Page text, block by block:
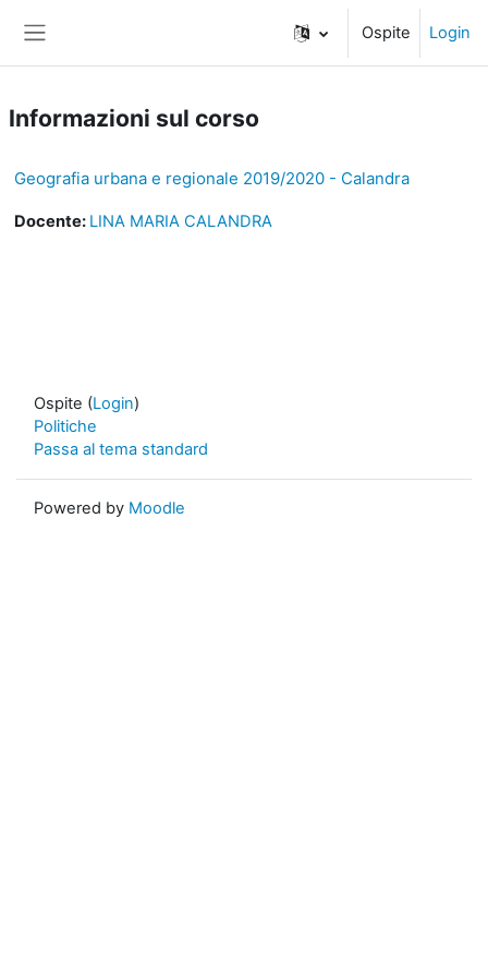
Ospite Login
Informazioni sul corso
Geografia urbana e regionale 2019/2020 - Calandra
Docente: LINA MARIA CALANDRA
Ospite (Login)
Politiche
Passa al tema standard
Powered by Moodle